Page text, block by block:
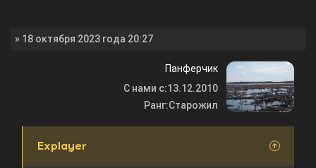
» 18 октября 2023 года 20:27
Панферчик
С нами с:13.12.2010
Ранг:Старожил
Explayer